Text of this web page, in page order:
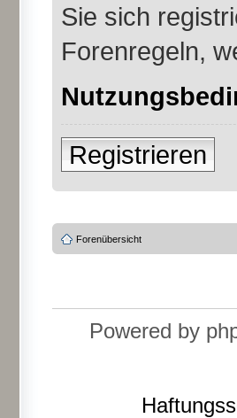
Sie sich
Forenregeln,
Registrieren
Forenübersicht
Powered by